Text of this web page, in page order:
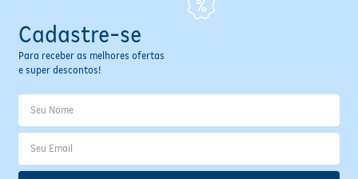
Cadastre-se
Para receber as melhores ofertas
e super descontos!